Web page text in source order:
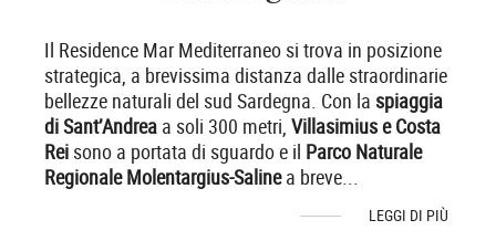
Il Residence Mar Mediterraneo si trova in posizione
strategica, a brevissima distanza dalle straordinarie
bellezze naturali del sud Sardegna. Con la spiaggia
di Sant’Andrea a soli 300 metri, Villasimius e Costa
Rei sono a portata di sguardo e il Parco Naturale
Regionale Molentargius-Salinea breve...
LEGGI DI PIÙ